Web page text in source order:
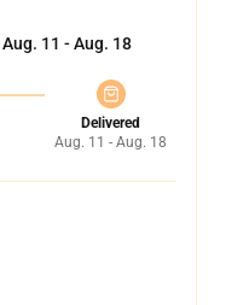
Aug. 11 - Aug. 18
Delivered
Aug. 11 - Aug. 18